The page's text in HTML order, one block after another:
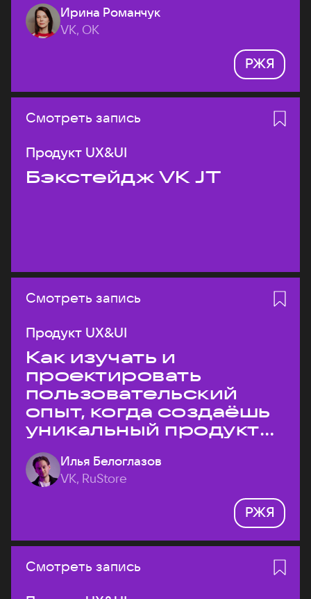
Ирина Романчук
VK, ОК
РЖЯ
Смотреть запись
Продукт UX&UI
Бэкстейдж VK JT
Смотреть запись
Продукт UX&UI
Как изучать и
проектировать
пользовательский
опыт, когда создаёшь
уникальный продукт
на рынке?
Илья Белоглазов
VK, RuStore
РЖЯ
Смотреть запись